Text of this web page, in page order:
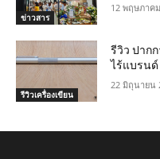
ข่าวสาร
12 พฤษภาค
รีวิวเครื่องเขียน
รีวิว ปาก
ไร้แบรน
22 มิถุนายน